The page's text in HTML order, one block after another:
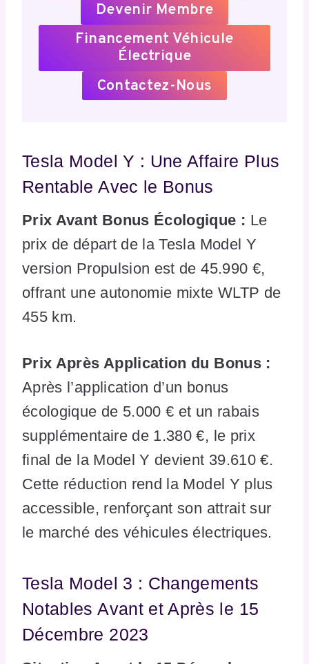
Devenir Membre
Financement Véhicule
Électrique
Contactez-Nous
Tesla Model Y : Une Affaire Plus
Rentable Avec le Bonus
Prix Avant Bonus Écologique : Le
prix de départ de la Tesla Model Y
version Propulsion est de 45.990 €,
offrant une autonomie mixte WLTP de
455 km.
Prix Après Application du Bonus :
Après l’application d’un bonus
écologique de 5.000 € et un rabais
supplémentaire de 1.380 €, le prix
final de la Model Y devient 39.610 €.
Cette réduction rend la Model Y plus
accessible, renforçant son attrait sur
le marché des véhicules électriques.
Tesla Model 3 : Changements
Notables Avant et Après le 15
Décembre 2023